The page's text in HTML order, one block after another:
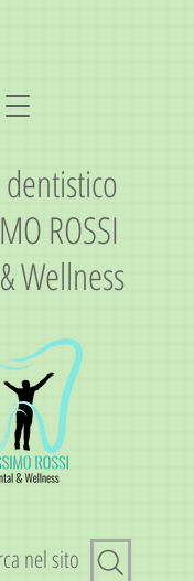
ROSSI
Wellness
nel sito